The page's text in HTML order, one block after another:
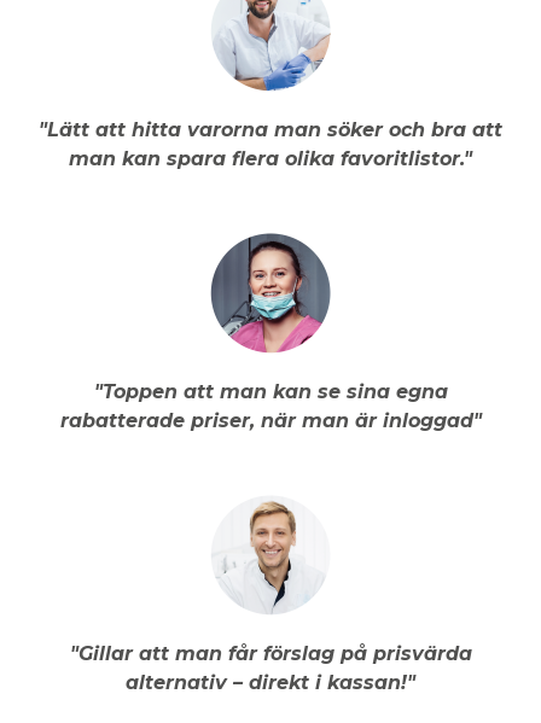
"Lätt att hitta varorna man söker och bra att
man kan spara flera olika favoritlistor."
"Toppen att man kan se sina egna
rabatterade priser, när man är inloggad"
"Gillar att man får förslag på prisvärda
alternativ – direkt i kassan!"